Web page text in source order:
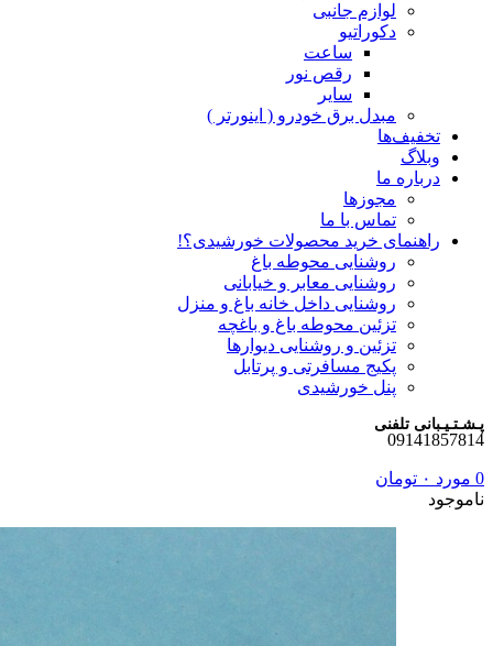
لوازم جانبی
دکوراتیو
ساعت
رقص نور
سایر
مبدل برق خودرو ( اینورتر )
تخفیف‌ها
وبلاگ
درباره ما
مجوزها
تماس با ما
راهنمای خرید محصولات خورشیدی؟!
روشنایی محوطه باغ
روشنایی معابر و خیابانی
روشنایی داخل خانه باغ و منزل
تزئین محوطه باغ و باغچه
تزئین و روشنایی دیوارها
پکیج مسافرتی و پرتابل
پنل خورشیدی
پـشـتـیـبانی تلفنی
09141857814
0 مورد ۰ تومان
ناموجود